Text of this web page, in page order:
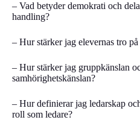
– Vad betyder demokrati och
handling?
– Hur stärker jag elevernas tro
– Hur stärker jag gruppkänslan
samhörighetskänslan?
– Hur definierar jag ledarskap
roll som ledare?